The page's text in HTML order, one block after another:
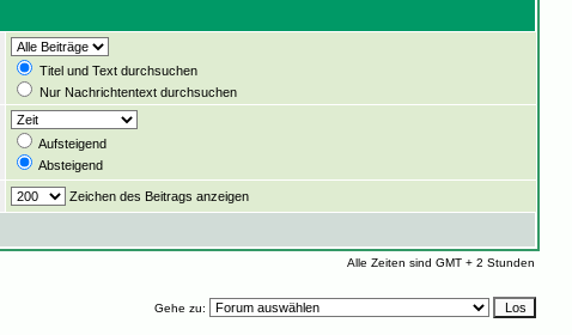
Titel und Text durchsuchen
Nur Nachrichtentext durchsuchen
Aufsteigend
Absteigend
Zeichen des Beitrags anzeigen
Alle Zeiten sind GMT + 2 Stunden
Gehe zu: